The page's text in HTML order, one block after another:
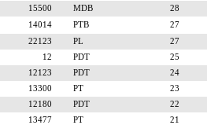
15500 MDB 28
14014 PTB 27
22123 PL 27
12 PDT 25
12123 PDT 24
13300 PT 23
12180 PDT 22
13477 PT 21